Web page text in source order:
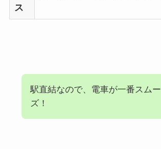
ス
駅直結なので、電車が一番スムー
ズ！